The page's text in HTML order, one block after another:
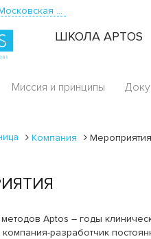
Москва и Московская область
ШКОЛА APTOS
Миссия и принципы
Компания Мероприятия
Aptos – годы
разработчик